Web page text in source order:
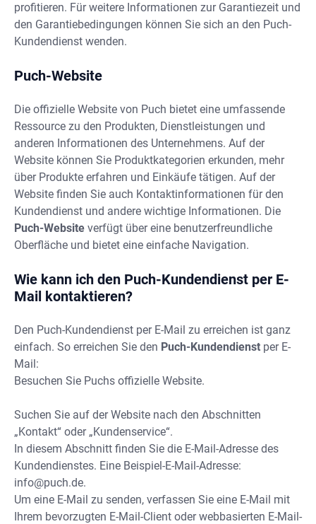
profitieren. Für weitere Informationen zur Garantiezeit und
den Garantiebedingungen können Sie sich an den Puch-
Kundendienst wenden.
Puch-Website
Die offizielle Website von Puch bietet eine umfassende
Ressource zu den Produkten, Dienstleistungen und
anderen Informationen des Unternehmens. Auf der
Website können Sie Produktkategorien erkunden, mehr
über Produkte erfahren und Einkäufe tätigen. Auf der
Website finden Sie auch Kontaktinformationen für den
Kundendienst und andere wichtige Informationen. Die
Puch-Website verfügt über eine benutzerfreundliche
Oberfläche und bietet eine einfache Navigation.
Wie kann ich den Puch-Kundendienst per E-
Mail kontaktieren?
Den Puch-Kundendienst per E-Mail zu erreichen ist ganz
einfach. So erreichen Sie den Puch-Kundendienst per E-
Mail:
Besuchen Sie Puchs offizielle Website.
Suchen Sie auf der Website nach den Abschnitten
„Kontakt“ oder „Kundenservice“.
In diesem Abschnitt finden Sie die E-Mail-Adresse des
Kundendienstes. Eine Beispiel-E-Mail-Adresse:
info@puch.de.
Um eine E-Mail zu senden, verfassen Sie eine E-Mail mit
Ihrem bevorzugten E-Mail-Client oder webbasierten E-Mail-